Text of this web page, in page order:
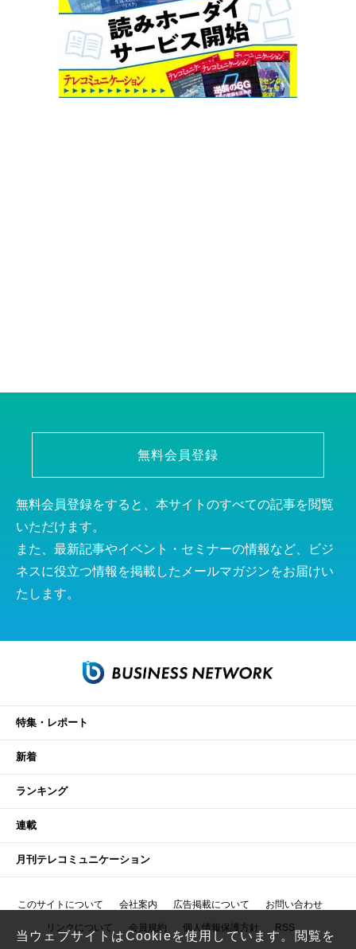
無料会員登録
無料会員登録をすると、本サイトのすべての記事を閲覧
いただけます。
また、最新記事やイベント・セミナーの情報など、ビジ
ネスに役立つ情報を掲載したメールマガジンをお届けい
たします。
特集・レポート
新着
ランキング
連載
月刊テレコミュニケーション
このサイトについて 会社案内 広告掲載について お問い合わせ
リンクについて 会員規約 個人情報保護方針 RSS
当ウェブサイトはCookieを使用しています。閲覧を